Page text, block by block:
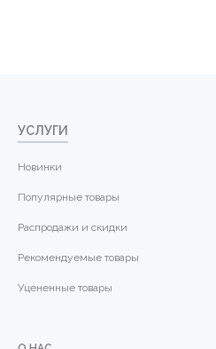
УСЛУГИ
Новинки
Популярные товары
Распродажи и скидки
Рекомендуемые товары
Уцененные товары